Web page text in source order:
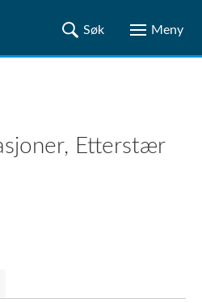
Etterstær